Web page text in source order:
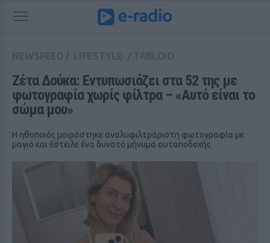
Ζέτα Δούκα: Εντυπωσιάζει στα 52 της με
φωτογραφία χωρίς φίλτρα – «Αυτό είναι το
σώμα μου»
Η ηθοποιός μοιράστηκε αναλυφιλτράριστη φωτογραφία με
μαγιό και έστειλε ένα δυνατό μήνυμα αυταποδοχής